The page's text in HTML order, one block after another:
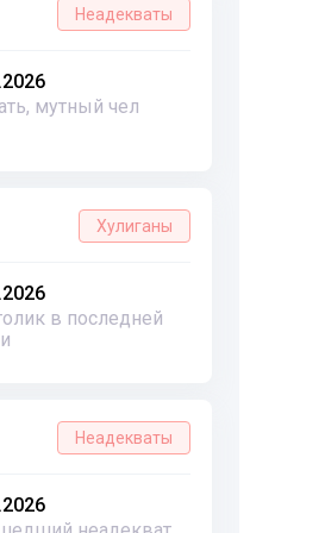
Неадекваты
мутный чел
Хулиганы
в последней
Неадекваты